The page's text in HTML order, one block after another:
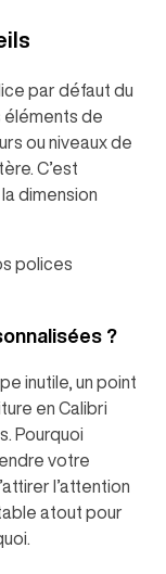
par défaut du
éléments de
ou niveaux de
C’est
dimension
polices
?
inutile, un point
en Calibri
Pourquoi
votre
l’attention
atout pour